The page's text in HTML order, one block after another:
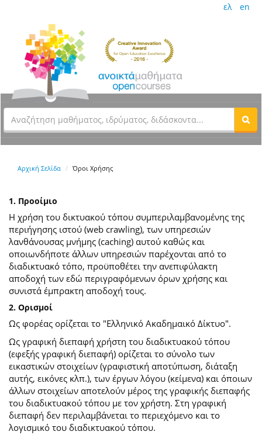
ελ en
Αρχική Σελίδα Όροι Χρήσης
1. Προοίμιο
Η χρήση του δικτυακού τόπου συμπεριλαμβανομένης της
περιήγησης ιστού (web crawling), των υπηρεσιών
λανθάνουσας μνήμης (caching) αυτού καθώς και
οποιωνδήποτε άλλων υπηρεσιών παρέχονται από το
διαδικτυακό τόπο, προϋποθέτει την ανεπιφύλακτη
αποδοχή των εδώ περιγραφόμενων όρων χρήσης και
συνιστά έμπρακτη αποδοχή τους.
2. Ορισμοί
Ως φορέας ορίζεται το "Ελληνικό Ακαδημαικό Δίκτυο".
Ως γραφική διεπαφή χρήστη του διαδικτυακού τόπου
(εφεξής γραφική διεπαφή) ορίζεται το σύνολο των
εικαστικών στοιχείων (γραφιστική αποτύπωση, διάταξη
αυτής, εικόνες κλπ.), των έργων λόγου (κείμενα) και όποιων
άλλων στοιχείων αποτελούν μέρος της γραφικής διεπαφής
του διαδικτυακού τόπου με τον χρήστη. Στη γραφική
διεπαφή δεν περιλαμβάνεται το περιεχόμενο και το
λογισμικό του διαδικτυακού τόπου.